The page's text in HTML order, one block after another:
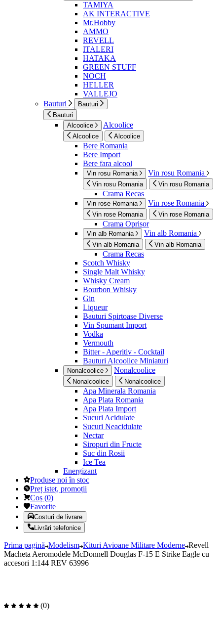
TAMIYA
AK INTERACTIVE
Mr.Hobby
AMMO
REVELL
ITALERI
HATAKA
GREEN STUFF
NOCH
HELLER
VALLEJO
Bauturi
Bauturi
Bauturi
Alcoolice
Alcoolice
Alcoolice Alcoolice
Bere Romania
Bere Import
Bere fara alcool
Vin rosu Romania Vin rosu Romania
Vin rosu Romania Vin rosu Romania
Crama Recas
Vin rose Romania Vin rose Romania
Vin rose Romania Vin rose Romania
Crama Oprisor
Vin alb Romania Vin alb Romania
Vin alb Romania Vin alb Romania
Crama Recas
Scotch Whisky
Single Malt Whisky
Whisky Cream
Bourbon Whisky
Gin
Liqueur
Bauturi Spirtoase Diverse
Vin Spumant Import
Vodka
Vermouth
Bitter - Aperitiv - Cocktail
Bauturi Alcoolice Miniaturi
Nonalcoolice Nonalcoolice
Nonalcoolice Nonalcoolice
Apa Minerala Romania
Apa Plata Romania
Apa Plata Import
Sucuri Acidulate
Sucuri Neacidulate
Nectar
Siropuri din Fructe
Suc din Rosii
Ice Tea
Energizant
Produse noi în stoc
Preț isteț, promoții
Coș (0)
Favorite
Costuri de livrare
Livrări telefonice
Prima pagină Modelism Kituri Avioane Militare Moderne Revell
Macheta Aeromodele McDonnell Douglas F-15 E Strike Eagle cu
accesori 1:144 REV 63996
(0)